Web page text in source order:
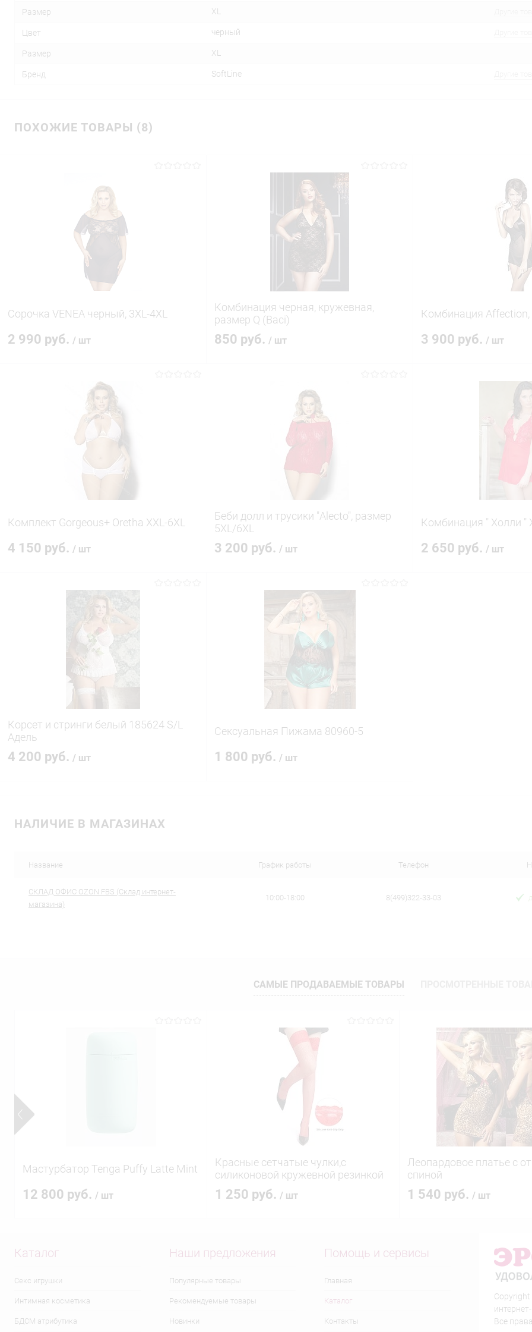
Размер XL
Цвет черный
Размер XL
Бренд SoftLine
ПОХОЖИЕ ТОВАРЫ (8)
Сорочка VENEA черный, 3XL-4XL
2 990 руб. / шт
В корзину
Комбинация черная, кружевная,
размер Q (Baci)
850 руб. / шт
В корзину
В наличии
Комбинация Affection,
3 900 руб. / шт
В
Комплект Gorgeous+ Oretha XXL-6XL
4 150 руб. / шт
В корзину
Беби долл и трусики "Alecto", размер
5XL/6XL
3 200 руб. / шт
В корзину
Комбинация " Холли "
2 650 руб. / шт
Корсет и стринги белый 185624 S/L
Адель
4 200 руб. / шт
Сексуальная Пижама 80960-5
1 800 руб. / шт
НАЛИЧИЕ В МАГАЗИНАХ
Название График работы Телефон
CКЛАД ОФИС OZON FBS (Склад интернет-
магазина)
10:00-18:00 8(499)322-33-03
САМЫЕ ПРОДАВАЕМЫЕ ТОВАРЫ
Мастурбатор Tenga Puffy Latte Mint
12 800 руб. / шт
Красные сетчатые чулки,c
силиконовой кружевной резинкой
1 250 руб. / шт
Леопардовое платье с
спиной
1 540 руб. / шт
Каталог
Секс игрушки
Интимная косметика
БДСМ атрибутика
Наши предложения
Популярные товары
Рекомендуемые товары
Новинки
Помощь и сервисы
Главная
Каталог
Контакты
Все